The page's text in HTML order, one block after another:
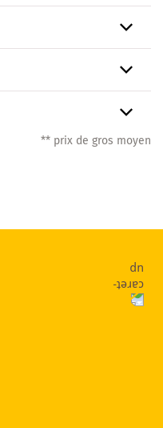
** prix de gros moyen